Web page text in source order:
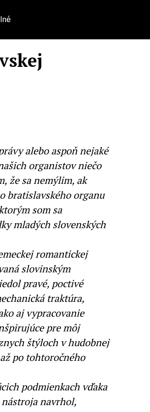
Iné
alebo aspoň nejaké
organistov niečo
že sa nemýlim, ak
bratislavského organu
som sa
mladých slovenských
romantickej
slovinským
pravé, poctivé
traktúra,
aj vypracovanie
pre môj
štýloch v hudobnej
po tohtoročného
podmienkach vďaka
navrhol,